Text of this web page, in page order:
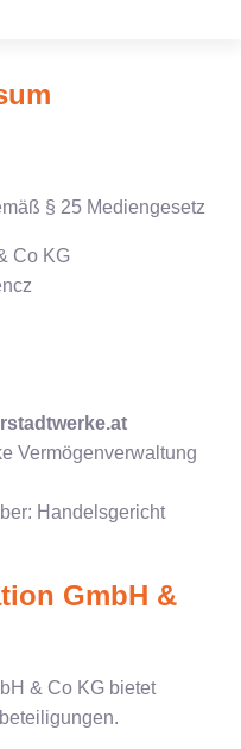
§ 25 Mediengesetz
Co KG
Vermögenverwaltung
Handelsgericht
GmbH &
& Co KG bietet